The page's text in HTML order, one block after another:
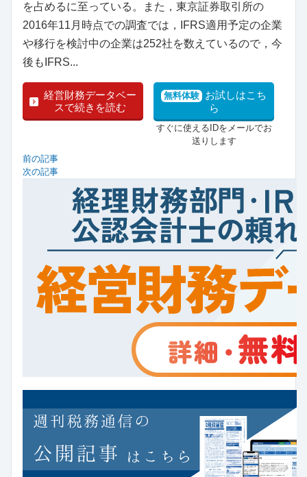
を占めるに至っている。また，東京証券取引所の
2016年11月時点での調査では，IFRS適用予定の企業
や移行を検討中の企業は252社を数えているので，今
後もIFRS...
経営財務データベー
スで続きを読む
無料体験 お試しはこち
ら
すぐに使えるIDをメールでお
送りします
前の記事
次の記事